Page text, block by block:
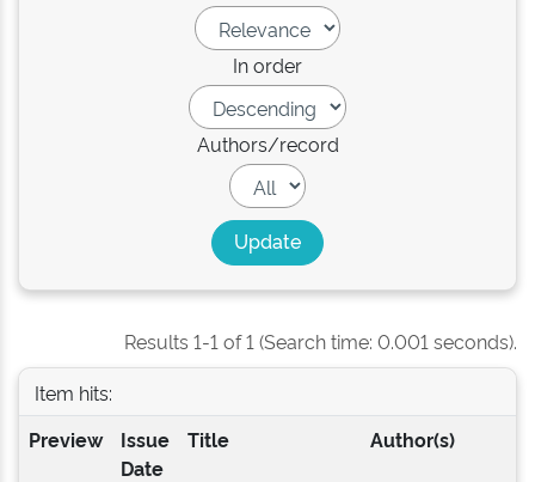
In order
Authors/record
Results 1-1 of 1 (Search time: 0.001 seconds).
Item hits:
Preview
Issue
Date
Title Author(s)